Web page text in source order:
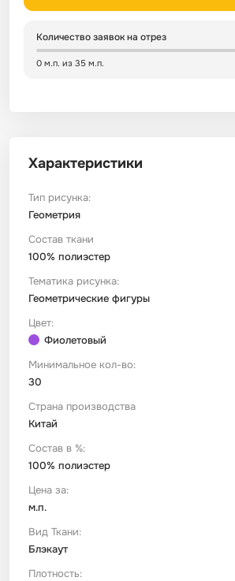
Количество заявок на отрез
0 м.п. из 35 м.п.
Характеристики
Тип рисунка:
Геометрия
Состав ткани
100% полиэстер
Тематика рисунка:
Геометрические фигуры
Цвет:
Фиолетовый
Минимальное кол-во:
30
Страна производства
Китай
Состав в %:
100% полиэстер
Цена за:
м.п.
Вид Ткани:
Блэкаут
Плотность:
Сатин
Сатин Страйп
Сатин Твил
Сетка
Ситец
Спанбонд
ТиСи Твил
Трикотаж
Тюль
Фланель
Флис
Штапель
Зеленый
Детский
Город / архитектура
Морская тема
Космос
Техника / транспорт
Этнический